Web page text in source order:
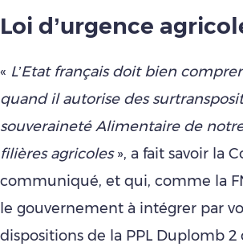
Loi d’urgence
« L’Etat français doit bien
quand il autorise des
souveraineté Alimentaire de
filières agricoles», a fait savoir la
communiqué, et qui, comme la
le gouvernement à intégrer par
dispositions de la PPL Duplomb 2